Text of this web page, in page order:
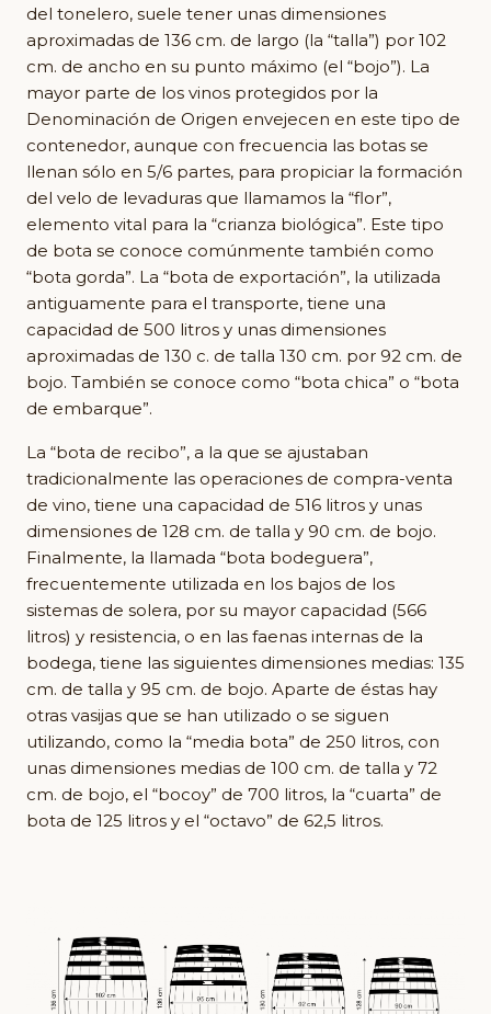
del tonelero, suele tener unas dimensiones
aproximadas de 136 cm. de largo (la “talla”) por 102
cm. de ancho en su punto máximo (el “bojo”). La
mayor parte de los vinos protegidos por la
Denominación de Origen envejecen en este tipo de
contenedor, aunque con frecuencia las botas se
llenan sólo en 5/6 partes, para propiciar la formación
del velo de levaduras que llamamos la “flor”,
elemento vital para la “crianza biológica”. Este tipo
de bota se conoce comúnmente también como
“bota gorda”. La “bota de exportación”, la utilizada
antiguamente para el transporte, tiene una
capacidad de 500 litros y unas dimensiones
aproximadas de 130 c. de talla 130 cm. por 92 cm. de
bojo. También se conoce como “bota chica” o “bota
de embarque”.
La “bota de recibo”, a la que se ajustaban
tradicionalmente las operaciones de compra-venta
de vino, tiene una capacidad de 516 litros y unas
dimensiones de 128 cm. de talla y 90 cm. de bojo.
Finalmente, la llamada “bota bodeguera”,
frecuentemente utilizada en los bajos de los
sistemas de solera, por su mayor capacidad (566
litros) y resistencia, o en las faenas internas de la
bodega, tiene las siguientes dimensiones medias: 135
cm. de talla y 95 cm. de bojo. Aparte de éstas hay
otras vasijas que se han utilizado o se siguen
utilizando, como la “media bota” de 250 litros, con
unas dimensiones medias de 100 cm. de talla y 72
cm. de bojo, el “bocoy” de 700 litros, la “cuarta” de
bota de 125 litros y el “octavo” de 62,5 litros.